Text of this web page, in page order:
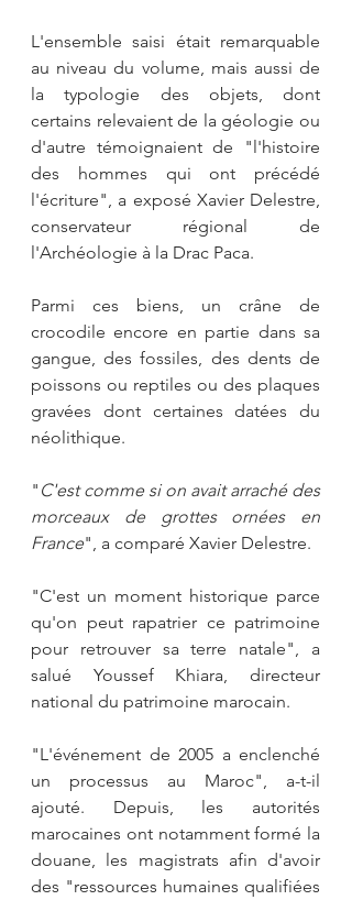
L'ensemble saisi était remarquable
au niveau du volume, mais aussi de
la typologie des objets, dont
certains relevaient de la géologie ou
d'autre témoignaient de "l'histoire
des hommes qui ont précédé
l'écriture", a exposé Xavier Delestre,
conservateur régional de
l'Archéologie à la Drac Paca.
Parmi ces biens, un crâne de
crocodile encore en partie dans sa
gangue, des fossiles, des dents de
poissons ou reptiles ou des plaques
gravées dont certaines datées du
néolithique.
" C'est comme si on avait arraché des
morceaux de grottes ornées en
France", a comparé Xavier Delestre.
"C'est un moment historique parce
qu'on peut rapatrier ce patrimoine
pour retrouver sa terre natale", a
salué Youssef Khiara, directeur
national du patrimoine marocain.
"L'événement de 2005 a enclenché
un processus au Maroc", a-t-il
ajouté. Depuis, les autorités
marocaines ont notamment formé la
douane, les magistrats afin d'avoir
des "ressources humaines qualifiées